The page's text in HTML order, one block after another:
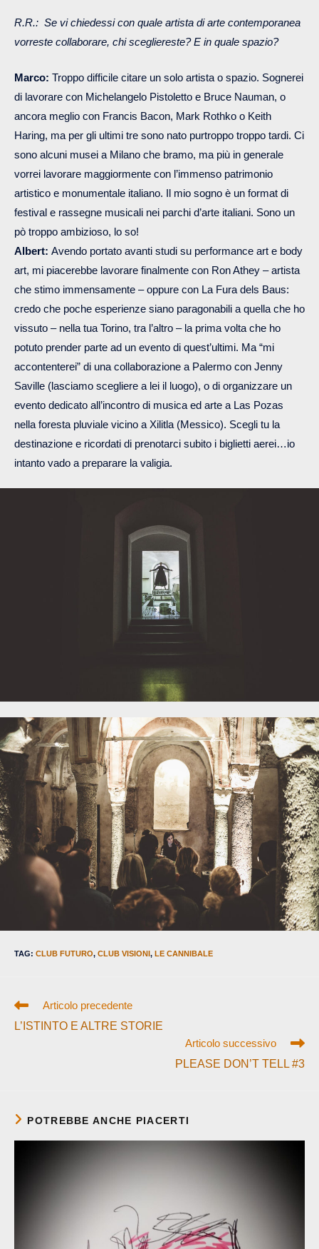
R.R.: Se vi chiedessi con quale artista di arte contemporanea
vorreste collaborare, chi scegliereste? E in quale spazio?
Marco: Troppo difficile citare un solo artista o spazio. Sognerei
di lavorare con Michelangelo Pistoletto e Bruce Nauman, o
ancora meglio con Francis Bacon, Mark Rothko o Keith
Haring, ma per gli ultimi tre sono nato purtroppo troppo tardi. Ci
sono alcuni musei a Milano che bramo, ma più in generale
vorrei lavorare maggiormente con l’immenso patrimonio
artistico e monumentale italiano. Il mio sogno è un format di
festival e rassegne musicali nei parchi d’arte italiani. Sono un
pò troppo ambizioso, lo so!
Albert: Avendo portato avanti studi su performance art e body
art, mi piacerebbe lavorare finalmente con Ron Athey – artista
che stimo immensamente – oppure con La Fura dels Baus:
credo che poche esperienze siano paragonabili a quella che ho
vissuto – nella tua Torino, tra l’altro – la prima volta che ho
potuto prender parte ad un evento di quest’ultimi. Ma “mi
accontenterei” di una collaborazione a Palermo con Jenny
Saville (lasciamo scegliere a lei il luogo), o di organizzare un
evento dedicato all’incontro di musica ed arte a Las Pozas
nella foresta pluviale vicino a Xilitla (Messico). Scegli tu la
destinazione e ricordati di prenotarci subito i biglietti aerei…io
intanto vado a preparare la valigia.
TAG: CLUB FUTURO, CLUB VISIONI, LE CANNIBALE
Leggi
altri
Articolo precedente
L’ISTINTO E ALTRE STORIE
Articolo successivo
PLEASE DON’T TELL #3
POTREBBE ANCHE PIACERTI